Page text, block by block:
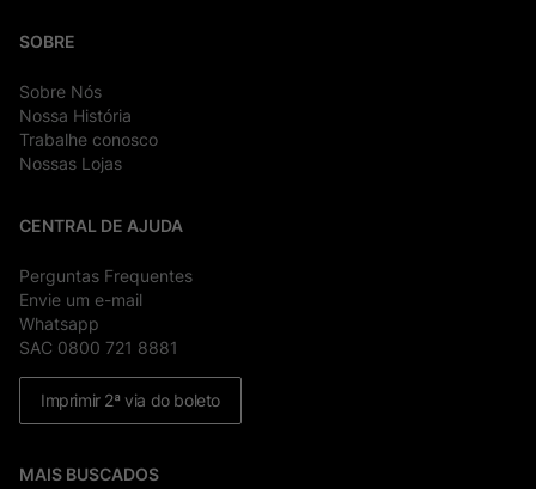
SOBRE
Sobre Nós
Nossa História
Trabalhe conosco
Nossas Lojas
CENTRAL DE AJUDA
Perguntas Frequentes
Envie um e-mail
Whatsapp
SAC 0800 721 8881
Imprimir 2ª via do boleto
MAIS BUSCADOS